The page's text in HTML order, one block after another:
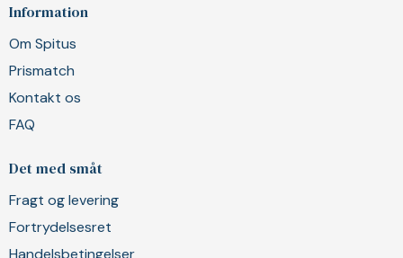
Information
Om Spitus
Prismatch
Kontakt os
FAQ
Det med småt
Fragt og levering
Fortrydelsesret
Handelsbetingelser